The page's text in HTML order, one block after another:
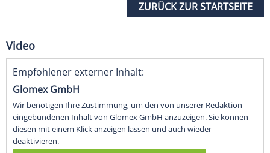
ZURÜCK ZUR STARTSEITE
Video
Empfohlener externer Inhalt:
Glomex GmbH
Wir benötigen Ihre Zustimmung, um den von unserer Redaktion
eingebundenen Inhalt von Glomex GmbH anzuzeigen. Sie können
diesen mit einem Klick anzeigen lassen und auch wieder
deaktivieren.